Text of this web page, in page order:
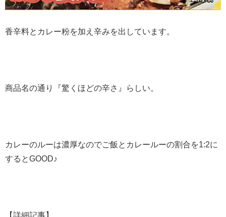
香辛料とカレー粉を加え辛みを出しています。
商品名の通り『驚くほどの辛さ』らしい。
カレーのルーは濃厚なのでご飯とカレールーの割合を1:2に
するとGOOD♪
【詳細記事】